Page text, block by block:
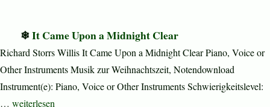
It Came Upon a Midnight Clear
Richard Storrs Willis It Came Upon a Midnight Clear Piano, Voice or
Other Instruments Musik zur Weihnachtszeit, Notendownload
Instrument(e): Piano, Voice or Other Instruments Schwierigkeitslevel:
… „It Came Upon a Midnight Clear“
weiterlesen